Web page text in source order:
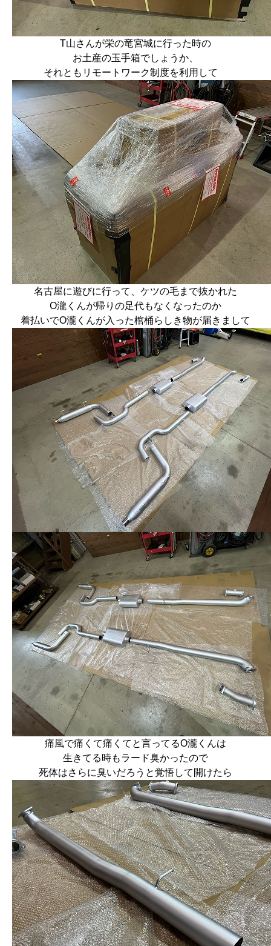
T山さんが栄の竜宮城に行った時の
お土産の玉手箱でしょうか、
それともリモートワーク制度を利用して
名古屋に遊びに行って、ケツの毛まで抜かれた
O瀧くんが帰りの足代もなくなったのか
着払いでO瀧くんが入った棺桶らしき物が届きまして
痛風で痛くて痛くてと言ってるO瀧くんは
生きてる時もラード臭かったので
死体はさらに臭いだろうと覚悟して開けたら